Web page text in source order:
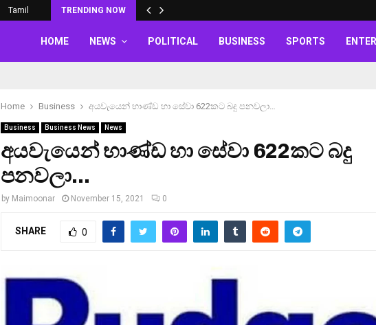
Tamil TRENDING NOW
HOME NEWS POLITICAL BUSINESS SPORTS
Home Business අයවැයෙන් භාණ්ඩ හා සේවා 622කට බදු පනවලා…
Business Business News News
අයවැයෙන් භාණ්ඩ හා සේවා 622කට බදු
පනවලා…
by Maimoonar November 15, 2021 0
SHARE 0